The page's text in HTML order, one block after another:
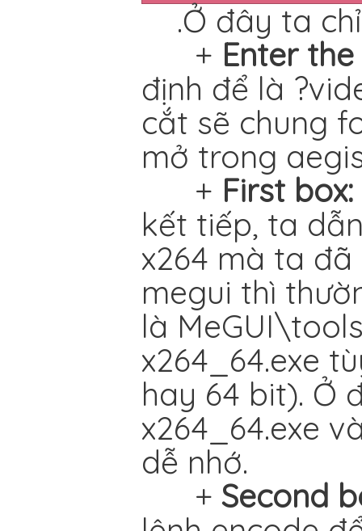
.Ở đây ta chỉ
+ Enter
định để là
cắt sẽ chung
mở trong
+ First
kết tiếp, ta
x264 mà ta
megui thì
là
x264_64.exe
hay 64 bit). Ở
x264_64.exe
dễ nhớ.
+ Second